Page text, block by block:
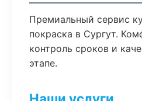
Премиальный сервис
покраска в Сургут.
контроль сроков и
этапе.